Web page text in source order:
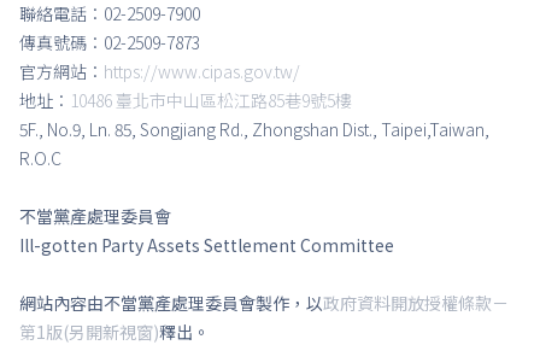
聯絡電話：02-2509-7900
傳真號碼：02-2509-7873
官方網站： https://www.cipas.gov.tw/
地址： 10486 臺北市中山區松江路85巷9號5樓
5F., No.9, Ln. 85, Songjiang Rd., Zhongshan Dist., Taipei,Taiwan,
R.O.C
不當黨產處理委員會
Ill-gotten Party Assets Settlement Committee
網站內容由不當黨產處理委員會製作，以政府資料開放授權條款－
第1版(另開新視窗)釋出。